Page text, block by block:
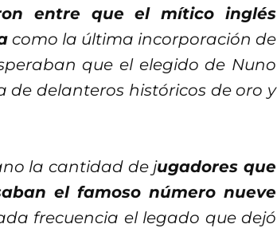
entre que el mítico inglés
como la última incorporación de
que el elegido de Nuno
de delanteros históricos de oro y
la cantidad de jugadores que
el famoso número nueve
frecuencia el legado que dejó